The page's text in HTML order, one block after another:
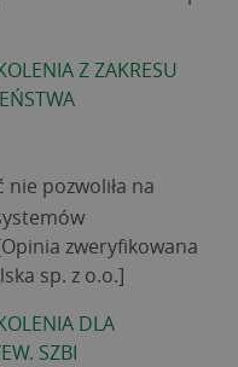
Z ZAKRESU
nie pozwoliła na
zweryfikowana
sp. z o.o.]
DLA
SZBI